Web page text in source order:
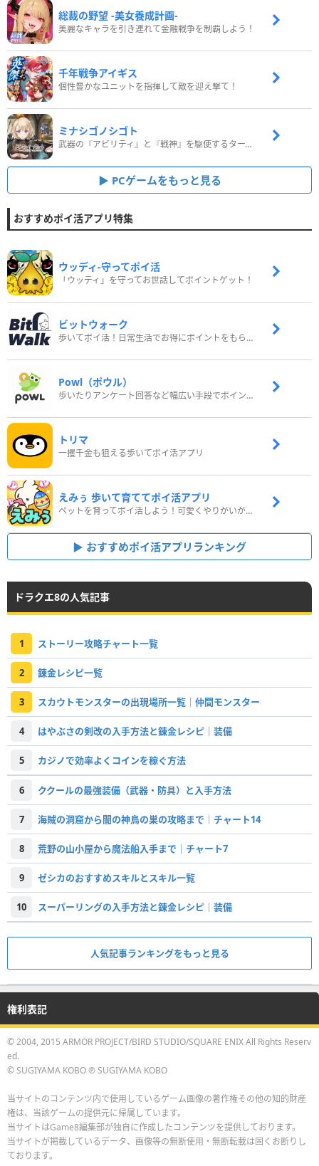
総裁の野望 -美女養成計画-
美麗なキャラを引き連れて金融戦争を制覇しよう！
千年戦争アイギス
個性豊かなユニットを指揮して敵を迎え撃て！
ミナシゴノシゴト
武器の『アビリティ』と『戦神』を駆使するターン制コマンドバトルRPG！
PCゲームをもっと見る
おすすめポイ活アプリ特集
ウッディ‐守ってポイ活
「ウッディ」を守ってお世話してポイントゲット！
ビットウォーク
歩いてポイ活！日常生活でお得にポイントをもらおう
Powl（ポウル）
歩いたりアンケート回答など幅広い手段でポイントをゲット
トリマ
一攫千金も狙える歩いてポイ活アプリ
えみぅ 歩いて育ててポイ活アプリ
ペットを育ってポイ活しよう！可愛くやりがいがある新感覚アプリ
おすすめポイ活アプリランキング
ドラクエ8の人気記事
1 ストーリー攻略チャート一覧
2 錬金レシピ一覧
3 スカウトモンスターの出現場所一覧｜仲間モンスター
4 はやぶさの剣改の入手方法と錬金レシピ｜装備
5 カジノで効率よくコインを稼ぐ方法
6 ククールの最強装備（武器・防具）と入手方法
7 海賊の洞窟から闇の神鳥の巣の攻略まで｜チャート14
8 荒野の山小屋から魔法船入手まで｜チャート7
9 ゼシカのおすすめスキルとスキル一覧
10 スーパーリングの入手方法と錬金レシピ｜装備
人気記事ランキングをもっと見る
権利表記
© 2004, 2015 ARMOR PROJECT/BIRD STUDIO/SQUARE ENIX All Rights Reserv
ed.
© SUGIYAMA KOBO ℗ SUGIYAMA KOBO
当サイトのコンテンツ内で使用しているゲーム画像の著作権その他の知的財産
権は、当該ゲームの提供元に帰属しています。
当サイトはGame8編集部が独自に作成したコンテンツを提供しております。
当サイトが掲載しているデータ、画像等の無断使用・無断転載は固くお断りし
ております。